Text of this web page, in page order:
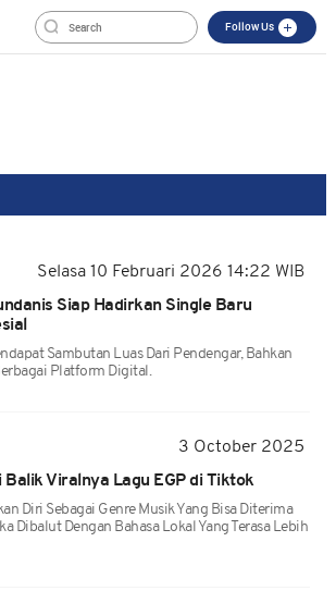
Follow Us
Selasa 10 Februari 2026 14:22 WIB
Siap Hadirkan Single Baru
Sambutan Luas Dari Pendengar, Bahkan
Platform Digital.
3 October 2025
Balik Viralnya Lagu EGP di Tiktok
Diri Sebagai Genre Musik Yang Bisa Diterima
Dibalut Dengan Bahasa Lokal Yang Terasa Lebih